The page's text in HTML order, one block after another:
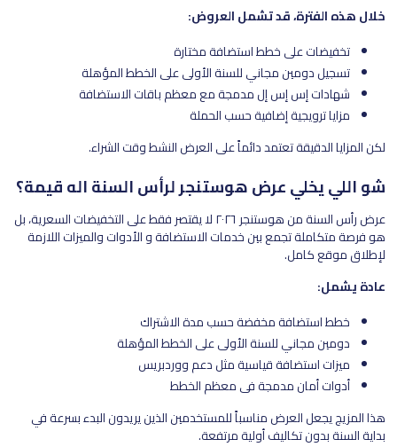
خلال هذه الفترة، قد تشمل العروض:
تخفيضات على خطط استضافة مختارة
تسجيل دومين مجاني للسنة الأولى على الخطط المؤهلة
شهادات إس إس إل مدمجة مع معظم باقات الاستضافة
مزايا ترويجية إضافية حسب الحملة
لكن المزايا الدقيقة تعتمد دائماً على العرض النشط وقت الشراء.
شو اللي يخلي عرض هوستنجر لرأس السنة اله قيمة؟
عرض رأس السنة من هوستنجر ٢٠٢٦ لا يقتصر فقط على التخفيضات السعرية، بل
هو فرصة متكاملة تجمع بين خدمات الاستضافة و الأدوات والميزات اللازمة
لإطلاق موقع كامل.
عادة يشمل:
خطط استضافة مخفضة حسب مدة الاشتراك
دومين مجاني للسنة الأولى على الخطط المؤهلة
ميزات استضافة قياسية مثل دعم ووردبريس
أدوات أمان مدمجة في معظم الخطط
هذا المزيج يجعل العرض مناسباً للمستخدمين الذين يريدون البدء بسرعة في
بداية السنة بدون تكاليف أولية مرتفعة.